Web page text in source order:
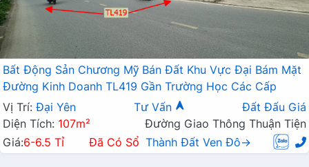
Bất Động Sản Chương Mỹ Bán Đất Khu Vực Đại Bám Mặt
Đường Kinh Doanh TL419 Gần Trường Học Các Cấp
Vị Trí: Đại Yên Tư Vấn
Đất Đấu Giá
Diện Tích: 107m²
Đường Giao Thông Thuận Tiện
Giá:6-6.5 Tỉ Đã Có Sổ Thành Đất Ven Đô→